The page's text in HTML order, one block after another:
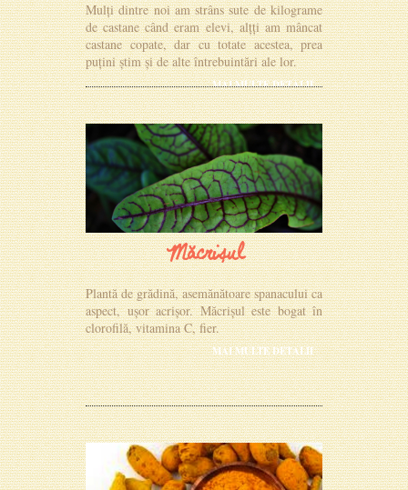
Mulți dintre noi am strâns sute de kilograme
de castane când eram elevi, alțți am mâncat
castane copate, dar cu totate acestea, prea
puțini știm și de alte întrebuintări ale lor.
MAI MULTE DETALII
Măcrișul
Plantă de grădină, asemănătoare spanacului ca
aspect, ușor acrișor. Măcrișul este bogat în
clorofilă, vitamina C, fier.
MAI MULTE DETALII